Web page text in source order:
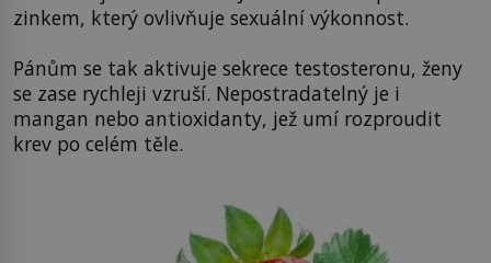
zinkem, který ovlivňuje sexuální výkonnost.
Pánům se tak aktivuje sekrece testosteronu, ženy
se zase rychleji vzruší. Nepostradatelný je i
mangan nebo antioxidanty, jež umí rozproudit
krev po celém těle.